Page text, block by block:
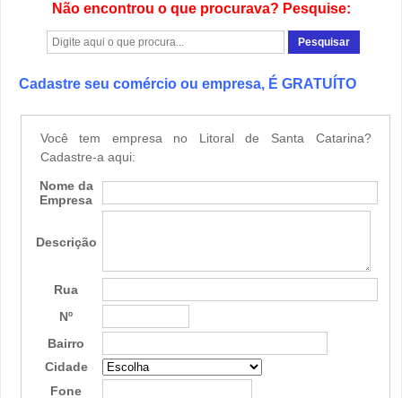
Não encontrou o que procurava? Pesquise:
Cadastre seu comércio ou empresa, É GRATUÍTO
Você tem empresa no Litoral de Santa Catarina?
Cadastre-a aqui:
Nome da
Empresa
Descrição
Rua
Nº
Bairro
Cidade
Fone